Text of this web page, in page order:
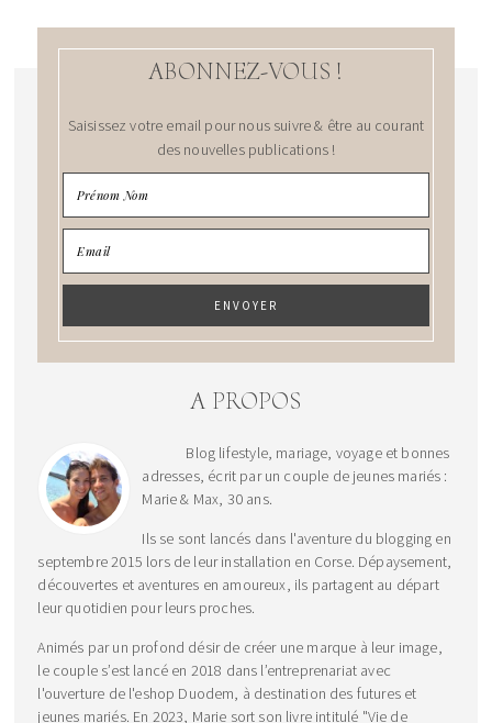
ABONNEZ-VOUS !
Saisissez votre email pour nous suivre & être au courant
des nouvelles publications !
A PROPOS
Blog lifestyle, mariage, voyage et bonnes
adresses, écrit par un couple de jeunes mariés :
Marie & Max, 30 ans.
Ils se sont lancés dans l'aventure du blogging en
septembre 2015 lors de leur installation en Corse. Dépaysement,
découvertes et aventures en amoureux, ils partagent au départ
leur quotidien pour leurs proches.
Animés par un profond désir de créer une marque à leur image,
le couple s’est lancé en 2018 dans l’entreprenariat avec
l'ouverture de l'eshop Duodem, à destination des futures et
jeunes mariés. En 2023, Marie sort son livre intitulé "Vie de